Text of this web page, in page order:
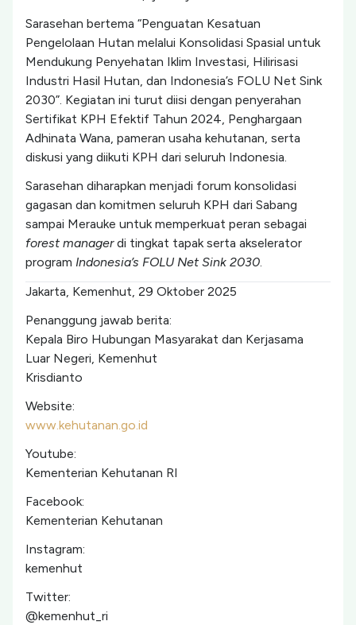
Sarasehan bertema “Penguatan Kesatuan
Pengelolaan Hutan melalui Konsolidasi Spasial untuk
Mendukung Penyehatan Iklim Investasi, Hilirisasi
Industri Hasil Hutan, dan Indonesia’s FOLU Net Sink
2030”. Kegiatan ini turut diisi dengan penyerahan
Sertifikat KPH Efektif Tahun 2024, Penghargaan
Adhinata Wana, pameran usaha kehutanan, serta
diskusi yang diikuti KPH dari seluruh Indonesia.
Sarasehan diharapkan menjadi forum konsolidasi
gagasan dan komitmen seluruh KPH dari Sabang
sampai Merauke untuk memperkuat peran sebagai
forest managerdi tingkat tapak serta akselerator
program Indonesia’s FOLU Net Sink 2030.
Jakarta, Kemenhut, 29 Oktober 2025
Penanggung jawab berita:
Kepala Biro Hubungan Masyarakat dan Kerjasama
Luar Negeri, Kemenhut
Krisdianto
Website:
www.kehutanan.go.id
Youtube:
Kementerian Kehutanan RI
Facebook:
Kementerian Kehutanan
Instagram:
kemenhut
Twitter:
@kemenhut_ri